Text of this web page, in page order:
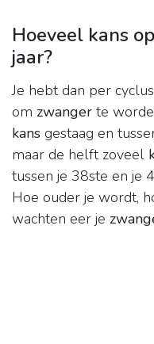
Hoeveel kans
jaar?
Je hebt dan per
om zwanger te
kans gestaag en
maar de helft zoveel
tussen je 38ste en je
Hoe ouder je wordt,
wachten eer je